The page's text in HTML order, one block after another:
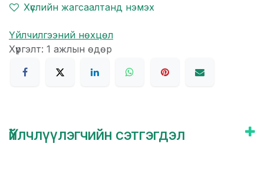
Хүслийн жагсаалтанд нэмэх
Үйлчилгээний нөхцөл
Хүргэлт: 1 ажлын өдөр
Үйлчлүүлэгчийн сэтгэгдэл